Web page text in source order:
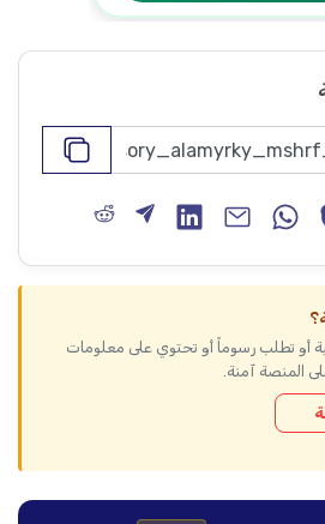
أو تطلب رسوماً أو تحتوي على معلومات
المنصة آمنة.